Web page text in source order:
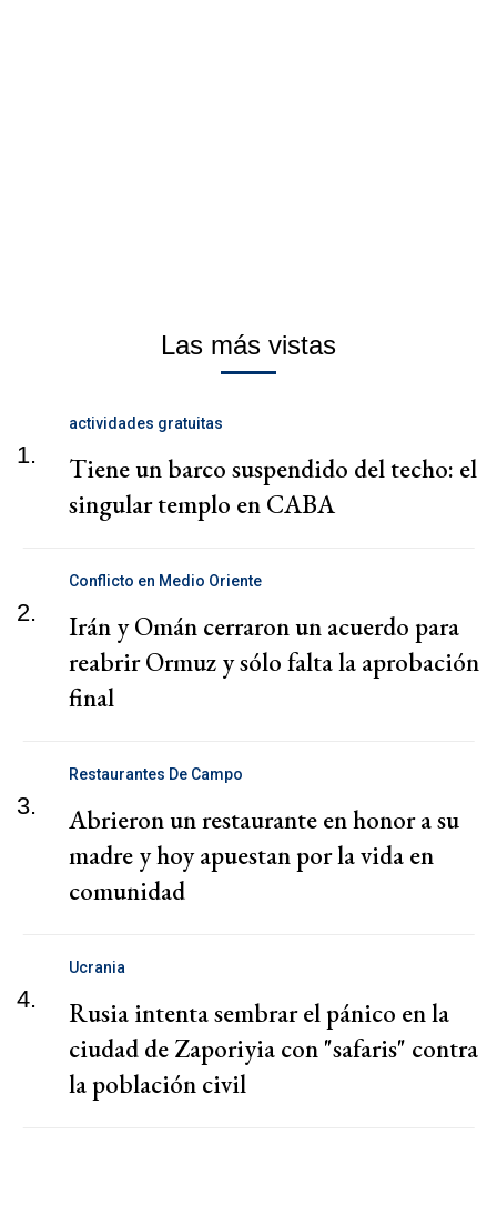
Las más vistas
1.
actividades gratuitas
Tiene un barco suspendido del techo: el
singular templo en CABA
2.
Conflicto en Medio Oriente
Irán y Omán cerraron un acuerdo para
reabrir Ormuz y sólo falta la aprobación
final
3.
Restaurantes De Campo
Abrieron un restaurante en honor a su
madre y hoy apuestan por la vida en
comunidad
4.
Ucrania
Rusia intenta sembrar el pánico en la
ciudad de Zaporiyia con "safaris" contra
la población civil